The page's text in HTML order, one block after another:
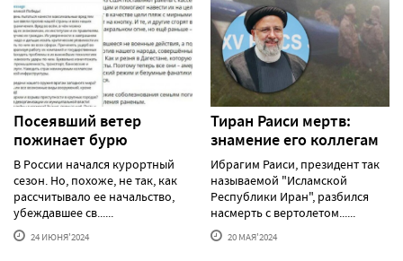
Посеявший ветер
пожинает бурю
В России начался курортный
сезон. Но, похоже, не так, как
рассчитывало ее начальство,
убеждавшее св......
24 ИЮНЯ'2024
Тиран Раиси мертв:
знамение его коллегам
Ибрагим Раиси, президент так
называемой "Исламской
Республики Иран", разбился
насмерть с вертолетом......
20 МАЯ'2024